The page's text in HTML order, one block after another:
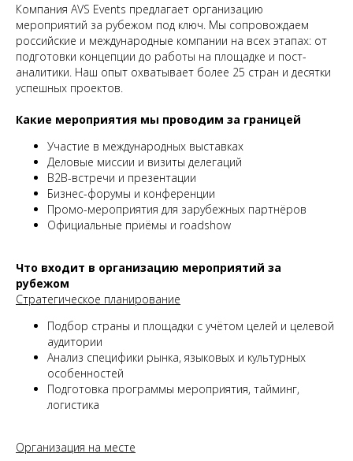
Компания AVS Events предлагает организацию
мероприятий за рубежом под ключ. Мы сопровождаем
российские и международные компании на всех этапах: от
подготовки концепции до работы на площадке и пост-
аналитики. Наш опыт охватывает более 25 стран и десятки
успешных проектов.
Какие мероприятия мы проводим за границей
Участие в международных выставках
Деловые миссии и визиты делегаций
B2B-встречи и презентации
Бизнес-форумы и конференции
Промо-мероприятия для зарубежных партнёров
Официальные приёмы и roadshow
Что входит в организацию мероприятий за
рубежом
Стратегическое планирование
Подбор страны и площадки с учётом целей и целевой
аудитории
Анализ специфики рынка, языковых и культурных
особенностей
Подготовка программы мероприятия, тайминг,
логистика
Организация на месте